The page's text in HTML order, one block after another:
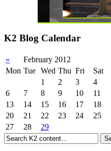
K2 Blog Calendar
« February 2012
Mon Tue Wed Thu Fri Sat
1
2 3 4
6
7 8 9 10 11
13
14 15 16 17 18
20
21 22 23 24 25
27
28 29